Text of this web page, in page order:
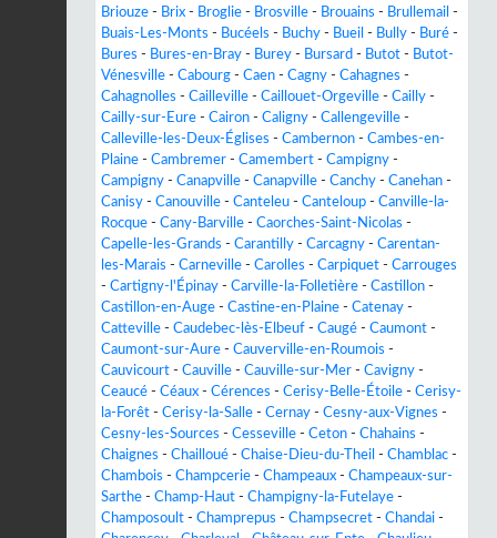
Briouze - Brix - Broglie - Brosville - Brouains - Brullemail -
Buais-Les-Monts - Bucéels - Buchy - Bueil - Bully - Buré -
Bures - Bures-en-Bray - Burey - Bursard - Butot - Butot-
Vénesville - Cabourg - Caen - Cagny - Cahagnes -
Cahagnolles - Cailleville - Caillouet-Orgeville - Cailly -
Cailly-sur-Eure - Cairon - Caligny - Callengeville -
Calleville-les-Deux-Églises - Cambernon - Cambes-en-
Plaine - Cambremer - Camembert - Campigny -
Campigny - Canapville - Canapville - Canchy - Canehan -
Canisy - Canouville - Canteleu - Canteloup - Canville-la-
Rocque - Cany-Barville - Caorches-Saint-Nicolas -
Capelle-les-Grands - Carantilly - Carcagny - Carentan-
les-Marais - Carneville - Carolles - Carpiquet - Carrouges
- Cartigny-l'Épinay - Carville-la-Folletière - Castillon -
Castillon-en-Auge - Castine-en-Plaine - Catenay -
Catteville - Caudebec-lès-Elbeuf - Caugé - Caumont -
Caumont-sur-Aure - Cauverville-en-Roumois -
Cauvicourt - Cauville - Cauville-sur-Mer - Cavigny -
Ceaucé - Céaux - Cérences - Cerisy-Belle-Étoile - Cerisy-
la-Forêt - Cerisy-la-Salle - Cernay - Cesny-aux-Vignes -
Cesny-les-Sources - Cesseville - Ceton - Chahains -
Chaignes - Chailloué - Chaise-Dieu-du-Theil - Chamblac -
Chambois - Champcerie - Champeaux - Champeaux-sur-
Sarthe - Champ-Haut - Champigny-la-Futelaye -
Champosoult - Champrepus - Champsecret - Chandai -